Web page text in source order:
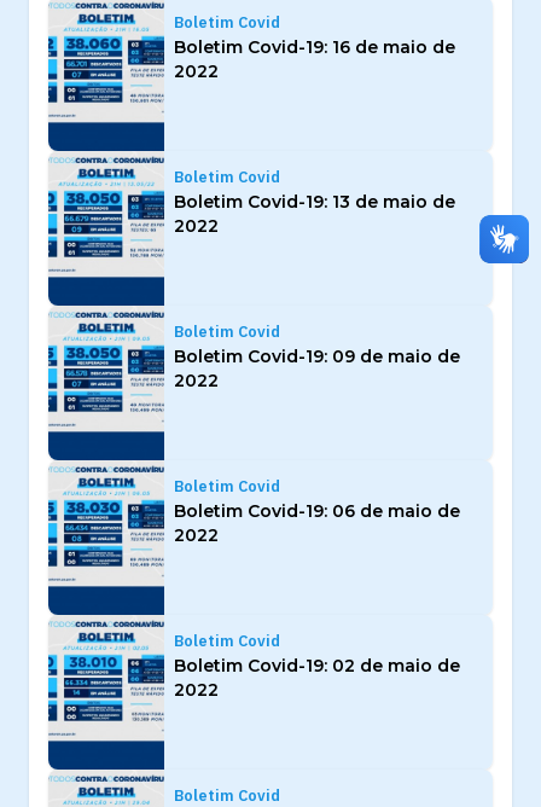
Boletim Covid
Boletim Covid-19: 16 de maio de
2022
Boletim Covid
Boletim Covid-19: 13 de maio de
2022
Boletim Covid
Boletim Covid-19: 09 de maio de
2022
Boletim Covid
Boletim Covid-19: 06 de maio de
2022
Boletim Covid
Boletim Covid-19: 02 de maio de
2022
Boletim Covid